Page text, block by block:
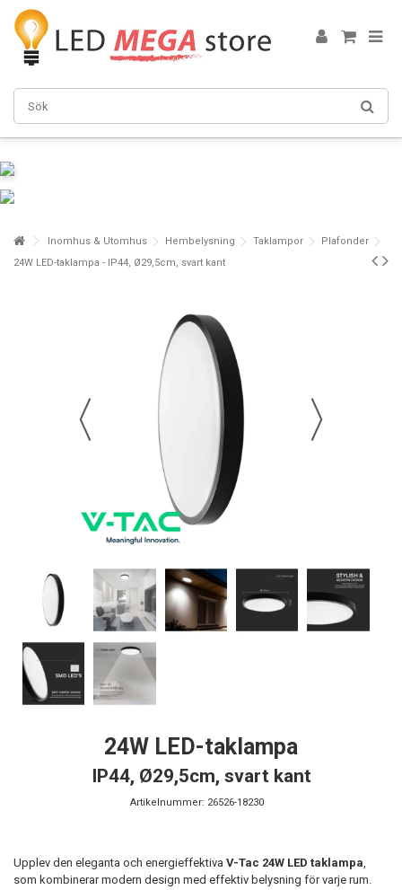
Inomhus & Utomhus Hembelysning Taklampor
Plafonder
24W LED-taklampa - IP44, Ø29,5cm, svart kant
24W LED-taklampa
IP44, Ø29,5cm, svart kant
Artikelnummer: 26526-18230
Upplev den eleganta och energieffektiva V-Tac 24W LED taklampa,
som kombinerar modern design med effektiv belysning för varje rum.